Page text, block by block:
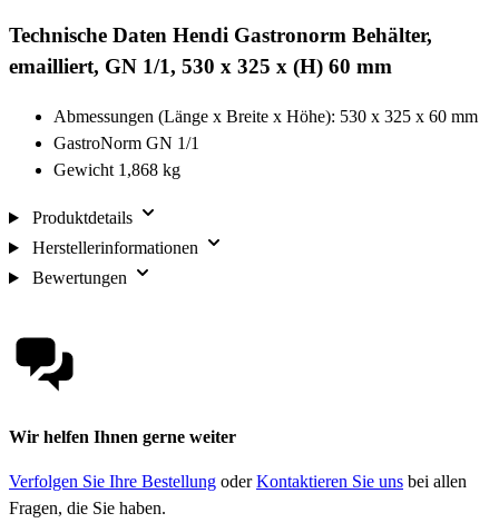
Technische Daten Hendi Gastronorm Behälter,
emailliert, GN 1/1, 530 x 325 x (H) 60 mm
Abmessungen (Länge x Breite x Höhe): 530 x 325 x 60 mm
GastroNorm GN 1/1
Gewicht 1,868 kg
Produktdetails
Herstellerinformationen
Bewertungen
Wir helfen Ihnen gerne weiter
Verfolgen Sie Ihre Bestellung oderKontaktieren Sie uns bei allen
Fragen, die Sie haben.